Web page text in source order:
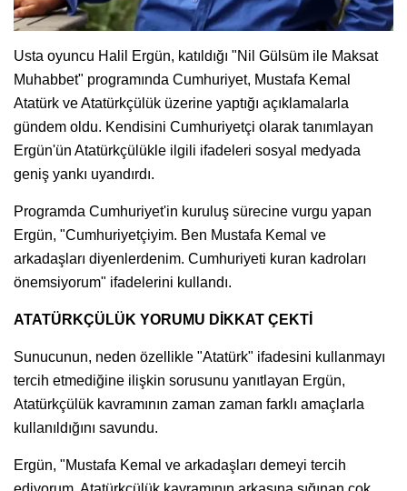
Usta oyuncu Halil Ergün, katıldığı "Nil Gülsüm ile Maksat
Muhabbet" programında Cumhuriyet, Mustafa Kemal
Atatürk ve Atatürkçülük üzerine yaptığı açıklamalarla
gündem oldu. Kendisini Cumhuriyetçi olarak tanımlayan
Ergün'ün Atatürkçülükle ilgili ifadeleri sosyal medyada
geniş yankı uyandırdı.
Programda Cumhuriyet'in kuruluş sürecine vurgu yapan
Ergün, "Cumhuriyetçiyim. Ben Mustafa Kemal ve
arkadaşları diyenlerdenim. Cumhuriyeti kuran kadroları
önemsiyorum" ifadelerini kullandı.
ATATÜRKÇÜLÜK YORUMU DİKKAT ÇEKTİ
Sunucunun, neden özellikle "Atatürk" ifadesini kullanmayı
tercih etmediğine ilişkin sorusunu yanıtlayan Ergün,
Atatürkçülük kavramının zaman zaman farklı amaçlarla
kullanıldığını savundu.
Ergün, "Mustafa Kemal ve arkadaşları demeyi tercih